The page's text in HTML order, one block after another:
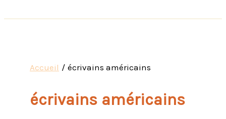
Accueil écrivains américains
écrivains américains